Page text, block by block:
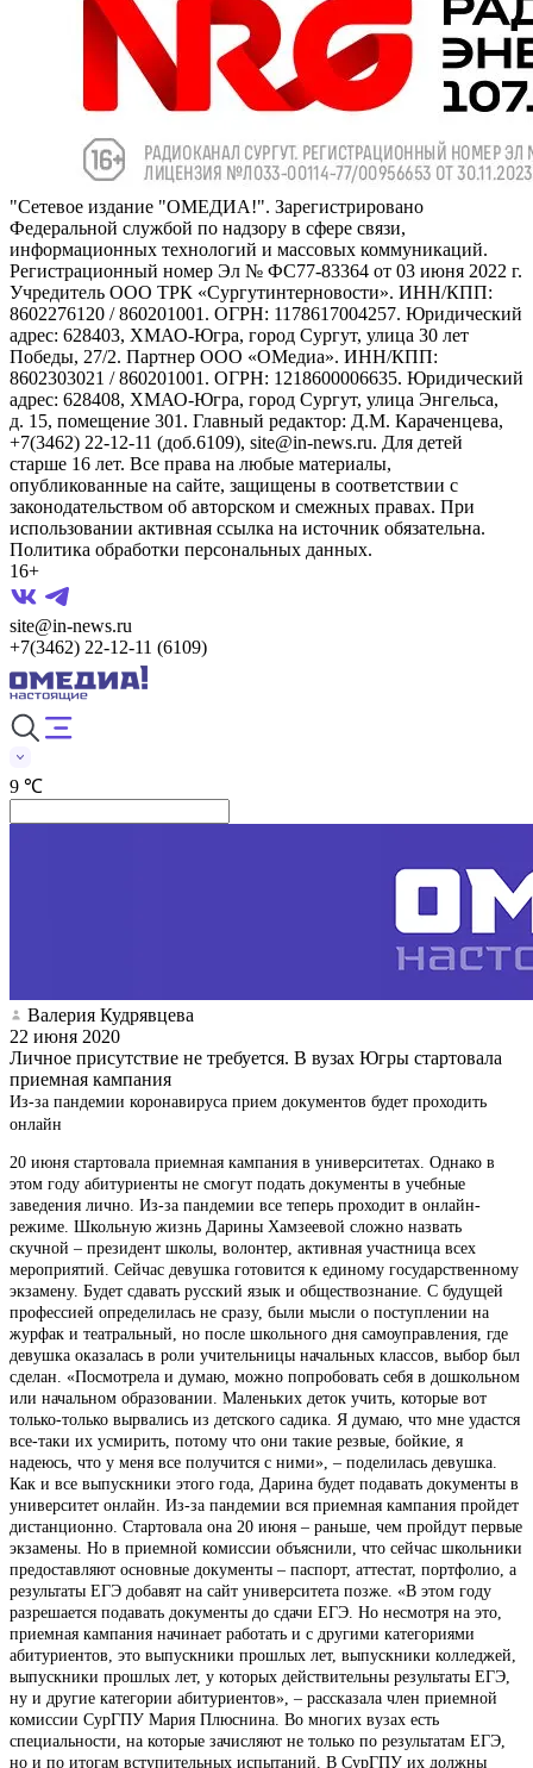
"Сетевое издание "ОМЕДИА!". Зарегистрировано
Федеральной службой по надзору в сфере связи,
информационных технологий и массовых коммуникаций.
Регистрационный номер Эл № ФС77-83364 от 03 июня 2022 г.
Учредитель ООО ТРК «Сургутинтерновости». ИНН/КПП:
8602276120 / 860201001. ОГРН: 1178617004257. Юридический
адрес: 628403, ХМАО-Югра, город Сургут, улица 30 лет
Победы, 27/2. Партнер ООО «ОМедиа». ИНН/КПП:
8602303021 / 860201001. ОГРН: 1218600006635. Юридический
адрес: 628408, ХМАО-Югра, город Сургут, улица Энгельса,
д. 15, помещение 301. Главный редактор: Д.М. Караченцева,
+7(3462) 22-12-11 (доб.6109), site@in-news.ru. Для детей
старше 16 лет. Все права на любые материалы,
опубликованные на сайте, защищены в соответствии с
законодательством об авторском и смежных правах. При
использовании активная ссылка на источник обязательна.
Политика обработки персональных данных.
16+
site@in-news.ru
+7(3462) 22-12-11 (6109)
9 ℃
Валерия Кудрявцева
22 июня 2020
Личное присутствие не требуется. В вузах Югры стартовала
приемная кампания
Из-за пандемии коронавируса прием документов будет проходить
онлайн
20 июня стартовала приемная кампания в университетах. Однако в
этом году абитуриенты не смогут подать документы в учебные
заведения лично. Из-за пандемии все теперь проходит в онлайн-
режиме. Школьную жизнь Дарины Хамзеевой сложно назвать
скучной – президент школы, волонтер, активная участница всех
мероприятий. Сейчас девушка готовится к единому государственному
экзамену. Будет сдавать русский язык и обществознание. С будущей
профессией определилась не сразу, были мысли о поступлении на
журфак и театральный, но после школьного дня самоуправления, где
девушка оказалась в роли учительницы начальных классов, выбор был
сделан. «Посмотрела и думаю, можно попробовать себя в дошкольном
или начальном образовании. Маленьких деток учить, которые вот
только-только вырвались из детского садика. Я думаю, что мне удастся
все-таки их усмирить, потому что они такие резвые, бойкие, я
надеюсь, что у меня все получится с ними», – поделилась девушка.
Как и все выпускники этого года, Дарина будет подавать документы в
университет онлайн. Из-за пандемии вся приемная кампания пройдет
дистанционно. Стартовала она 20 июня – раньше, чем пройдут первые
экзамены. Но в приемной комиссии объяснили, что сейчас школьники
предоставляют основные документы – паспорт, аттестат, портфолио, а
результаты ЕГЭ добавят на сайт университета позже. «В этом году
разрешается подавать документы до сдачи ЕГЭ. Но несмотря на это,
приемная кампания начинает работать и с другими категориями
абитуриентов, это выпускники прошлых лет, выпускники колледжей,
выпускники прошлых лет, у которых действительны результаты ЕГЭ,
ну и другие категории абитуриентов», – рассказала член приемной
комиссии СурГПУ Мария Плюснина. Во многих вузах есть
специальности, на которые зачисляют не только по результатам ЕГЭ,
но и по итогам вступительных испытаний. В СурГПУ их должны